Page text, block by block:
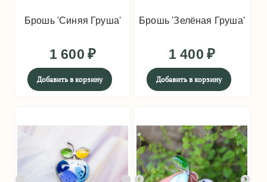
Брошь 'Синяя Груша'
1 600 ₽
Добавить в корзину
Брошь 'Зелёная Груша'
1 400 ₽
Добавить в корзину